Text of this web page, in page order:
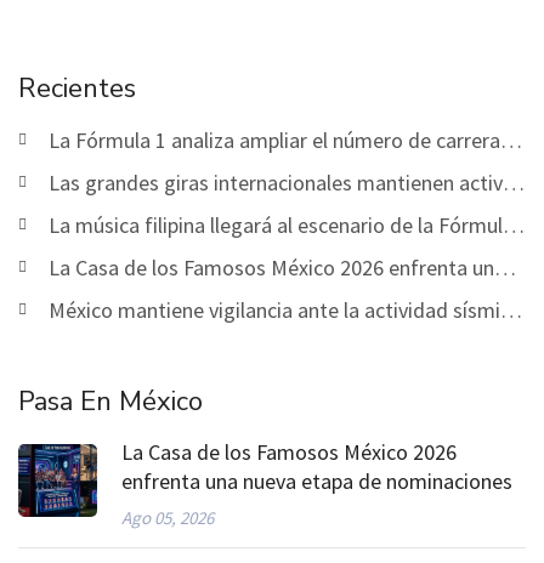
Recientes
La Fórmula 1 analiza ampliar el número de carreras
sprint a partir de 2027
Las grandes giras internacionales mantienen activo
el calendario musical de agosto
La música filipina llegará al escenario de la Fórmula
1 en Singapur
La Casa de los Famosos México 2026 enfrenta una
nueva etapa de nominaciones
México mantiene vigilancia ante la actividad sísmica
Pasa En México
La Casa de los Famosos México 2026
enfrenta una nueva etapa de nominaciones
Ago 05, 2026